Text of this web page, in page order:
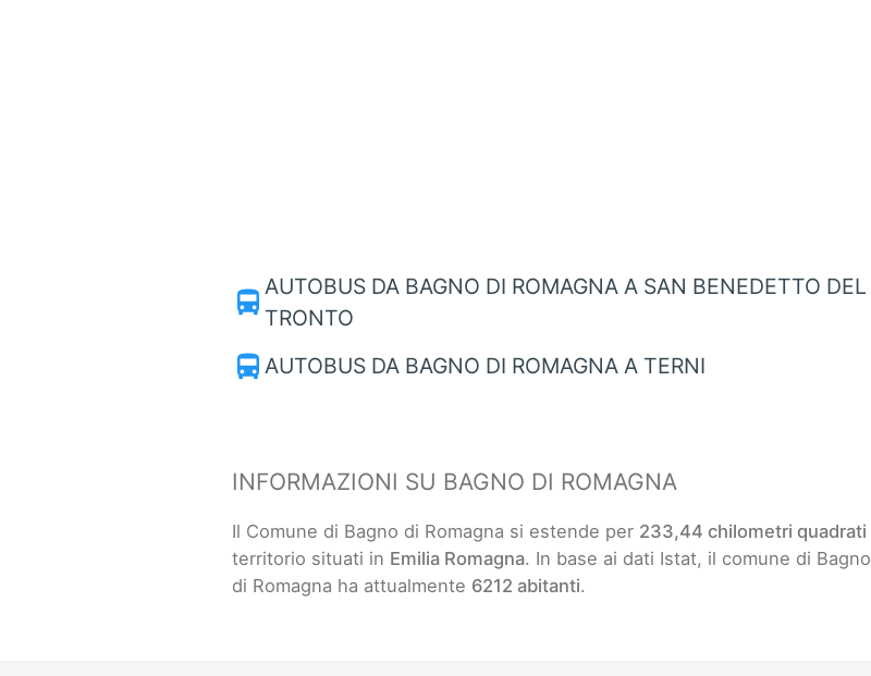
directions_bus AUTOBUS DA BAGNO DI ROMAGNA A SAN BENEDETTO DEL
TRONTO
directions_bus AUTOBUS DA BAGNO DI ROMAGNA A TERNI
INFORMAZIONI SU BAGNO DI ROMAGNA
Il Comune di Bagno di Romagna si estende per 233,44 chilometri quadrati
territorio situati in Emilia Romagna. In base ai dati Istat, il comune di Bagno
di Romagna ha attualmente 6212 abitanti.